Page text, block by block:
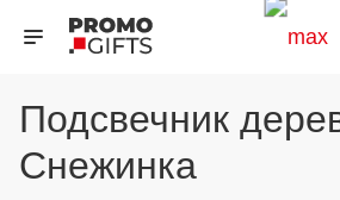
Подсвечник
Снежинка